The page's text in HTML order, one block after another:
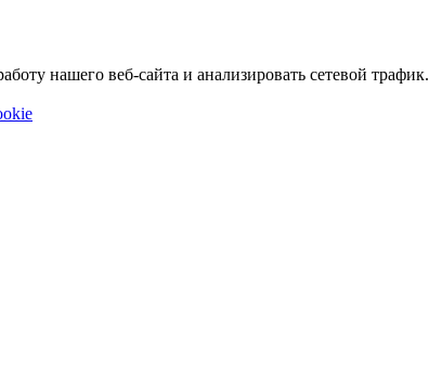
нашего веб-сайта и анализировать сетевой трафик.